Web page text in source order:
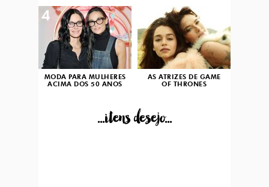
MODA PARA MULHERES
ACIMA DOS 50 ANOS
4
AS ATRIZES DE GAME
OF THRONES
...itens desejo...